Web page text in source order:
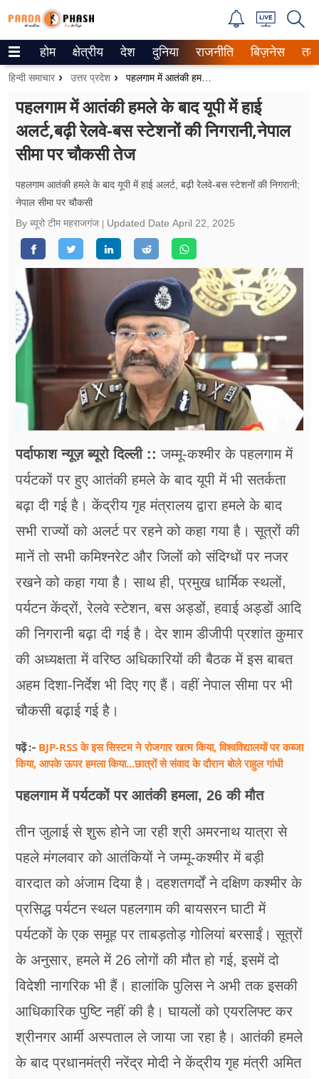
Trending on Google News
वेब स्टोरीज
उत्तर प्रदेश
गैलरी
वीडियो
रिलेशनशिप
जीवन मंत्रा
फूड
सेहत
शिक्षा
अन्य खबरें
होम क्षेत्रीय देश दुनिया राजनीति बिज़नेस
हिन्दी समाचार उत्तर प्रदेश पहलगाम में आतंकी हमले के बाद यूपी में हाई अलर्ट,बढ़ी रेलवे-बस स्टेशनों की निगरानी,नेपाल सीमा पर चौकसी तेज
पहलगाम में आतंकी हमले के बाद यूपी में हाई
अलर्ट,बढ़ी रेलवे-बस स्टेशनों की निगरानी,नेपाल
सीमा पर चौकसी तेज
पहलगाम आतंकी हमले के बाद यूपी में हाई अलर्ट, बढ़ी रेलवे-बस स्टेशनों की निगरानी;
नेपाल सीमा पर चौकसी
By ब्यूरो टीम महराजगंज
Updated Date April 22, 2025
पर्दाफाश न्यूज़ ब्यूरो दिल्ली :: जम्मू-कश्मीर के पहलगाम में
पर्यटकों पर हुए आतंकी हमले के बाद यूपी में भी सतर्कता
बढ़ा दी गई है। केंद्रीय गृह मंत्रालय द्वारा हमले के बाद
सभी राज्यों को अलर्ट पर रहने को कहा गया है। सूत्रों की
मानें तो सभी कमिश्नरेट और जिलों को संदिग्धों पर नजर
रखने को कहा गया है। साथ ही, प्रमुख धार्मिक स्थलों,
पर्यटन केंद्रों, रेलवे स्टेशन, बस अड्डों, हवाई अड्डों आदि
की निगरानी बढ़ा दी गई है। देर शाम डीजीपी प्रशांत कुमार
की अध्यक्षता में वरिष्ठ अधिकारियों की बैठक में इस बाबत
अहम दिशा-निर्देश भी दिए गए हैं। वहीं नेपाल सीमा पर भी
चौकसी बढ़ाई गई है।
पढ़ें :- BJP-RSS के इस सिस्टम ने रोजगार खत्म किया, विश्वविद्यालयों पर कब्जा
किया, आपके ऊपर हमला किया...छात्रों से संवाद के दौरान बोले राहुल गांधी
पहलगाम में पर्यटकों पर आतंकी हमला, 26 की मौत
तीन जुलाई से शुरू होने जा रही श्री अमरनाथ यात्रा से
पहले मंगलवार को आतंकियों ने जम्मू-कश्मीर में बड़ी
वारदात को अंजाम दिया है। दहशतगर्दों ने दक्षिण कश्मीर के
प्रसिद्ध पर्यटन स्थल पहलगाम की बायसरन घाटी में
पर्यटकों के एक समूह पर ताबड़तोड़ गोलियां बरसाईं। सूत्रों
के अनुसार, हमले में 26 लोगों की मौत हो गई, इसमें दो
विदेशी नागरिक भी हैं। हालांकि पुलिस ने अभी तक इसकी
आधिकारिक पुष्टि नहीं की है। घायलों को एयरलिफ्ट कर
श्रीनगर आर्मी अस्पताल ले जाया जा रहा है। आतंकी हमले
के बाद प्रधानमंत्री नरेंद्र मोदी ने केंद्रीय गृह मंत्री अमित